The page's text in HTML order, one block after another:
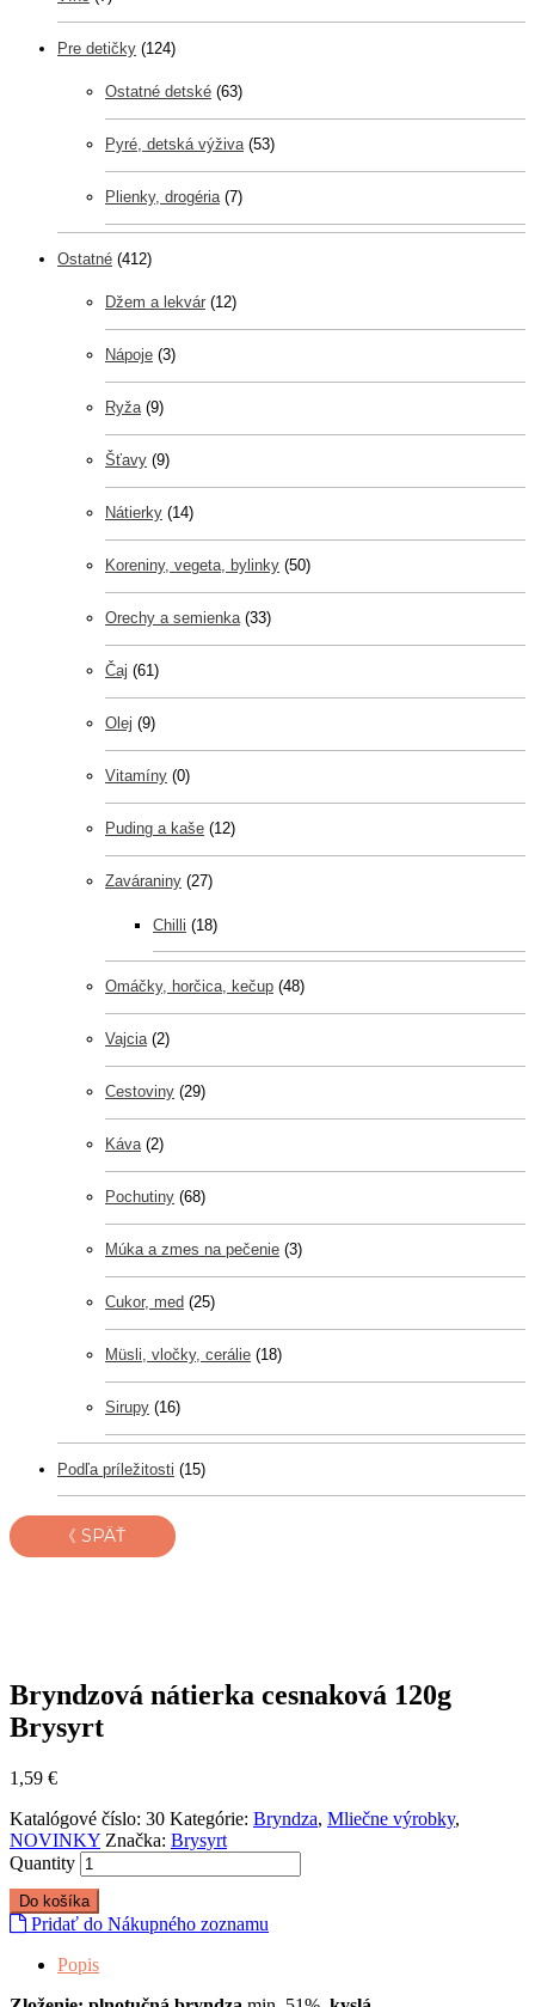
Pre detičky (124)
Ostatné detské (63)
Pyré, detská výživa (53)
Plienky, drogéria (7)
Ostatné (412)
Džem a lekvár (12)
Nápoje (3)
Ryža (9)
Šťavy (9)
Nátierky (14)
Koreniny, vegeta, bylinky (50)
Orechy a semienka (33)
Čaj (61)
Olej (9)
Vitamíny (0)
Puding a kaše (12)
Zaváraniny (27)
Chilli (18)
Omáčky, horčica, kečup (48)
Vajcia (2)
Cestoviny (29)
Káva (2)
Pochutiny (68)
Múka a zmes na pečenie (3)
Cukor, med (25)
Müsli, vločky, cerálie (18)
Sirupy (16)
Podľa príležitosti (15)
《 SPÄŤ
Bryndzová nátierka cesnaková 120g
Brysyrt
1,59 €
Katalógové číslo: 30 Kategórie: Bryndza, Mliečne výrobky,
NOVINKY Značka: Brysyrt
Quantity
Do košíka
Pridať do Nákupného zoznamu
Popis